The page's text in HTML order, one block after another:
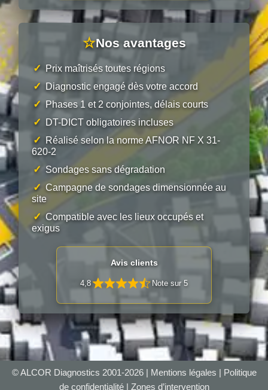
☆Nos avantages
✓ Prix maîtrisés toutes régions
✓ Diagnostic engagé dès votre accord
✓ Phases 1 et 2 conjointes, délais courts
✓ DT-DICT obligatoires incluses
✓
Réalisé selon la norme AFNOR NF X 31-
620-2
✓ Sondages sans dégradation
✓ Campagne de sondages dimensionnée au
site
✓ Compatible avec les lieux occupés et
exigus
Avis clients
4,8 Note sur 5
© ALCOR Diagnostics 2001-2026 | Mentions légales | Politique
de confidentialité| Zones d’intervention